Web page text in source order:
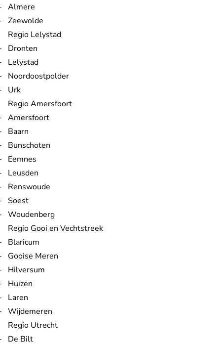
Almere
Zeewolde
Regio Lelystad
Dronten
Lelystad
Noordoostpolder
Urk
Regio Amersfoort
Amersfoort
Baarn
Bunschoten
Eemnes
Leusden
Renswoude
Soest
Woudenberg
Regio Gooi en Vechtstreek
Blaricum
Gooise Meren
Hilversum
Huizen
Laren
Wijdemeren
Regio Utrecht
De Bilt